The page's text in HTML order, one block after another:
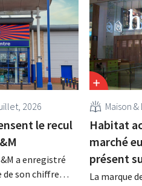
2026
le recul
a enregistré
de son chiffre
Maison
Habitat
marché
présent
La marque